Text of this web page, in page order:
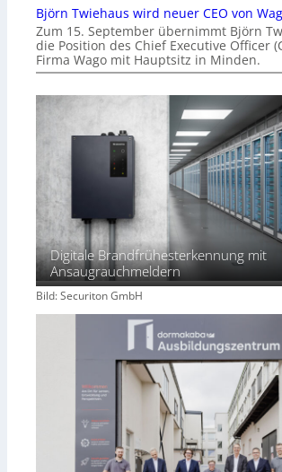
Björn Twiehaus wird neuer CEO von
Zum 15. September übernimmt Björn
die Position des Chief Executive Officer
Firma Wago mit Hauptsitz in Minden.
Digitale Brandfrühesterkennung mit
Ansaugrauchmeldern
Bild: Securiton GmbH